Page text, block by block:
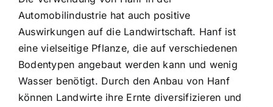
Automobilindustrie hat auch positive
Auswirkungen auf die Landwirtschaft. Hanf ist
eine vielseitige Pflanze, die auf verschiedenen
Bodentypen angebaut werden kann und wenig
Wasser benötigt. Durch den Anbau von Hanf
können Landwirte ihre Ernte diversifizieren und